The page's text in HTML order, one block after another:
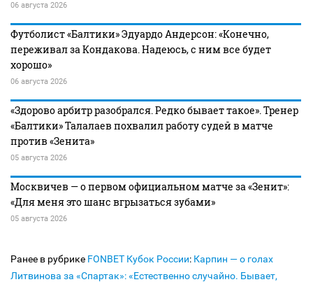
06 августа 2026
Футболист «Балтики» Эдуардо Андерсон: «Конечно,
переживал за Кондакова. Надеюсь, с ним все будет
хорошо»
06 августа 2026
«Здорово арбитр разобрался. Редко бывает такое». Тренер
«Балтики» Талалаев похвалил работу судей в матче
против «Зенита»
05 августа 2026
Москвичев — о первом официальном матче за «Зенит»:
«Для меня это шанс вгрызаться зубами»
05 августа 2026
Ранее в рубрике FONBET Кубок России: Карпин — о голах
Литвинова за «Спартак»: «Естественно случайно. Бывает,